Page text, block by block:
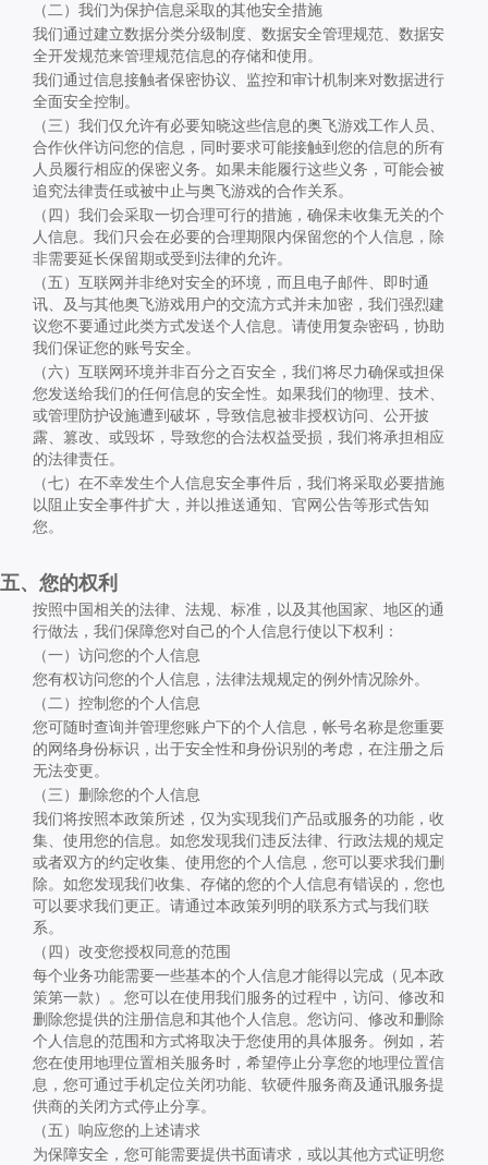
（二）我们为保护信息采取的其他安全措施
我们通过建立数据分类分级制度、数据安全管理规范、数据安
全开发规范来管理规范信息的存储和使用。
我们通过信息接触者保密协议、监控和审计机制来对数据进行
全面安全控制。
（三）我们仅允许有必要知晓这些信息的奥飞游戏工作人员、
合作伙伴访问您的信息，同时要求可能接触到您的信息的所有
人员履行相应的保密义务。如果未能履行这些义务，可能会被
追究法律责任或被中止与奥飞游戏的合作关系。
（四）我们会采取一切合理可行的措施，确保未收集无关的个
人信息。我们只会在必要的合理期限内保留您的个人信息，除
非需要延长保留期或受到法律的允许。
（五）互联网并非绝对安全的环境，而且电子邮件、即时通
讯、及与其他奥飞游戏用户的交流方式并未加密，我们强烈建
议您不要通过此类方式发送个人信息。请使用复杂密码，协助
我们保证您的账号安全。
（六）互联网环境并非百分之百安全，我们将尽力确保或担保
您发送给我们的任何信息的安全性。如果我们的物理、技术、
或管理防护设施遭到破坏，导致信息被非授权访问、公开披
露、篡改、或毁坏，导致您的合法权益受损，我们将承担相应
的法律责任。
（七）在不幸发生个人信息安全事件后，我们将采取必要措施
以阻止安全事件扩大，并以推送通知、官网公告等形式告知
您。
五、您的权利
按照中国相关的法律、法规、标准，以及其他国家、地区的通
行做法，我们保障您对自己的个人信息行使以下权利：
（一）访问您的个人信息
您有权访问您的个人信息，法律法规规定的例外情况除外。
（二）控制您的个人信息
您可随时查询并管理您账户下的个人信息，帐号名称是您重要
的网络身份标识，出于安全性和身份识别的考虑，在注册之后
无法变更。
（三）删除您的个人信息
我们将按照本政策所述，仅为实现我们产品或服务的功能，收
集、使用您的信息。如您发现我们违反法律、行政法规的规定
或者双方的约定收集、使用您的个人信息，您可以要求我们删
除。如您发现我们收集、存储的您的个人信息有错误的，您也
可以要求我们更正。请通过本政策列明的联系方式与我们联
系。
（四）改变您授权同意的范围
每个业务功能需要一些基本的个人信息才能得以完成（见本政
策第一款）。您可以在使用我们服务的过程中，访问、修改和
删除您提供的注册信息和其他个人信息。您访问、修改和删除
个人信息的范围和方式将取决于您使用的具体服务。例如，若
您在使用地理位置相关服务时，希望停止分享您的地理位置信
息，您可通过手机定位关闭功能、软硬件服务商及通讯服务提
供商的关闭方式停止分享。
（五）响应您的上述请求
为保障安全，您可能需要提供书面请求，或以其他方式证明您